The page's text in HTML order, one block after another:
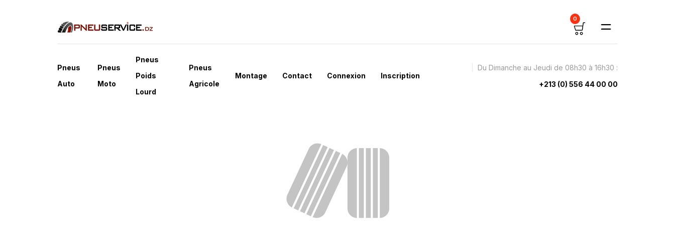
0
Pneus
Auto
Pneus
Moto
Pneus
Poids
Lourd
Pneus
Agricole
Montage Contact Connexion Inscription
Du Dimanche au Jeudi de 08h30 à 16h30 :
+213 (0) 556 44 00 00